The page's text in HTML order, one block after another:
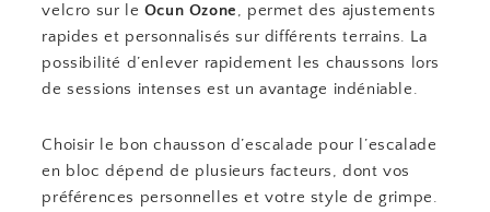
velcro sur le Ocun Ozone, permet des ajustements
rapides et personnalisés sur différents terrains. La
possibilité d’enlever rapidement les chaussons lors
de sessions intenses est un avantage indéniable.
Choisir le bon chausson d’escalade pour l’escalade
en bloc dépend de plusieurs facteurs, dont vos
préférences personnelles et votre style de grimpe.